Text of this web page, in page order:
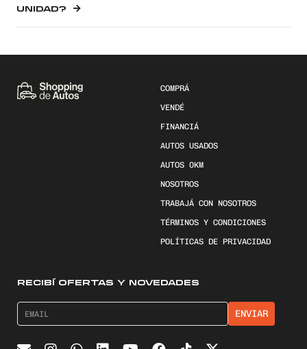
UNIDAD?
COMPRÁ
VENDÉ
FINANCIÁ
AUTOS USADOS
AUTOS 0KM
NOSOTROS
TRABAJÁ CON NOSOTROS
TÉRMINOS Y CONDICIONES
POLÍTICAS DE PRIVACIDAD
RECIBÍ OFERTAS Y NOVEDADES